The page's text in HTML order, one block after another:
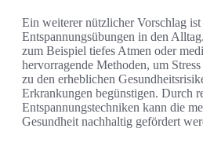
Ein weiterer nützlicher Vorschlag
Entspannungsübungen in den
zum Beispiel tiefes Atmen oder
hervorragende Methoden, um
zu den erheblichen
Erkrankungen begünstigen. Durch
Entspannungstechniken kann die
Gesundheit nachhaltig gefördert